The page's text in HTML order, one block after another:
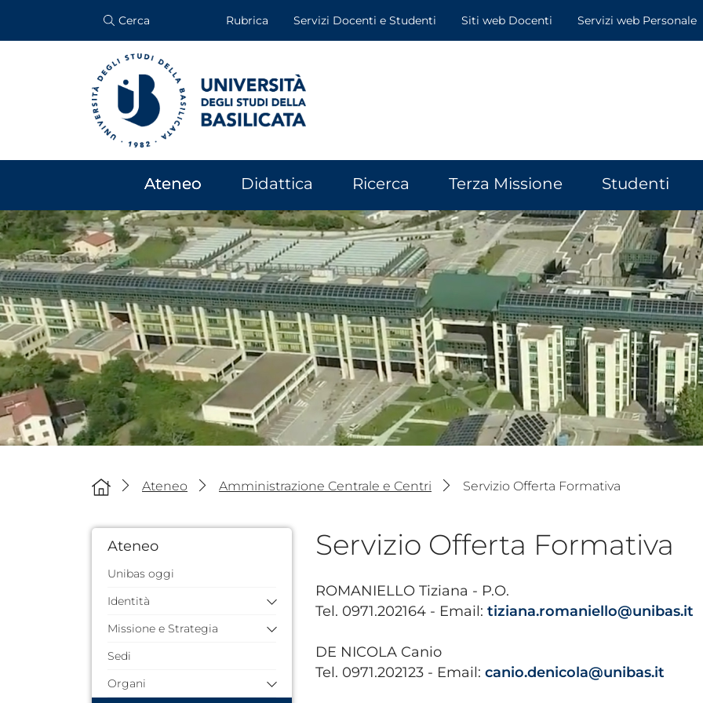
Cerca Rubrica Servizi Docenti e Studenti Siti web Docenti Servizi web Personale
Ateneo Didattica Ricerca Terza Missione Studenti
Ateneo Amministrazione Centrale e Centri Servizio Offerta Formativa
Servizio Offerta Formativa
ROMANIELLO Tiziana - P.O.
Tel. 0971.202164 - Email: tiziana.romaniello@unibas.it
DE NICOLA Canio
Tel. 0971.202123 - Email: canio.denicola@unibas.it
Ateneo
Unibas oggi
Identità
Storia dell'Ateneo
Quarantennale
Missione e Strategia
Missione e valori
Piano Strategico 2024/2026
Documenti di
Sedi
Organi